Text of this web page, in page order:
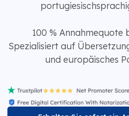
100 % Annahmequote
Spezialisiert auf
und europäisches